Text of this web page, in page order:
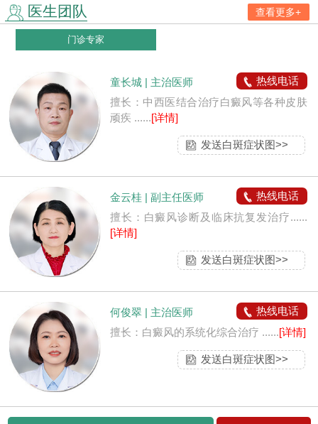
医生团队 查看更多+
门诊专家
童长城 | 主治医师
热线电话
擅长：中西医结合治疗白癜风等各种皮肤
顽疾 ......[详情]
发送白斑症状图>>
金云桂 | 副主任医师
热线电话
擅长：白癜风诊断及临床抗复发治疗......
[详情]
发送白斑症状图>>
何俊翠 | 主治医师
热线电话
擅长：白癜风的系统化综合治疗 ......[详情]
发送白斑症状图>>